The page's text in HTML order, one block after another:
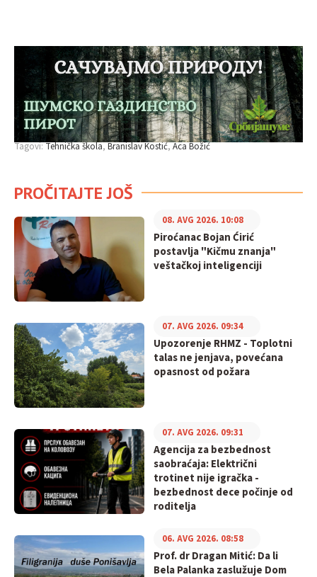
Tagovi:Tehnička škola Branislav Kostić Aca Božić
PROČITAJTE JOŠ
Piroćanac Bojan Ćirić
postavlja "Kičmu znanja"
veštačkoj inteligenciji
08. AVG 2026. 10:08
Upozorenje RHMZ - Toplotni
talas ne jenjava, povećana
opasnost od požara
07. AVG 2026. 09:34
Agencija za bezbednost
saobraćaja: Električni
trotinet nije igračka -
bezbednost dece počinje od
roditelja
07. AVG 2026. 09:31
Prof. dr Dragan Mitić: Da li
Bela Palanka zaslužuje Dom
06. AVG 2026. 08:58